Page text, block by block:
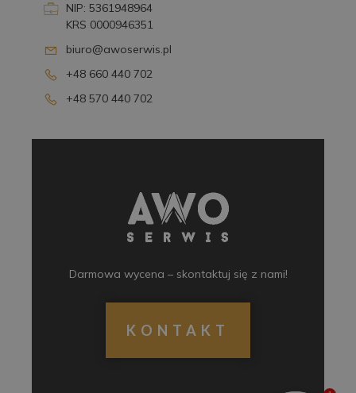
NIP: 5361948964
KRS 0000946351
biuro@awoserwis.pl
+48 660 440 702
+48 570 440 702
Darmowa wycena – skontaktuj się z nami!
KONTAKT